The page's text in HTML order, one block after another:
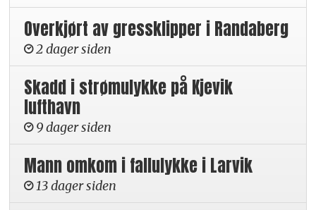
Overkjørt av gressklipper i Randaberg
2 dager siden
Skadd i strømulykke på Kjevik
lufthavn
9 dager siden
Mann omkom i fallulykke i Larvik
13 dager siden